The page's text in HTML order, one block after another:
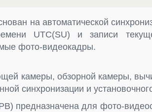
на автоматической
UTC(SU) и записи
фото-видеокадры.
камеры, обзорной камеры,
синхронизации и
предназначена для фото-